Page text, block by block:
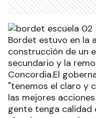
Bordet estuvo en la
construcción de un
secundario y la
Concordia.El
"tenemos el claro y
las mejores
gente tenga calidad